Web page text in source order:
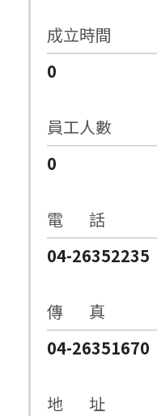
成立時間
0
員工人數
0
電 話
04-26352235
傳 真
04-26351670
地 址